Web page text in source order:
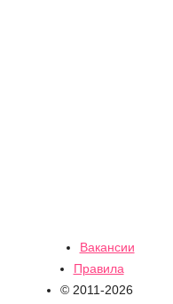
Вакансии
Правила
© 2011-2026